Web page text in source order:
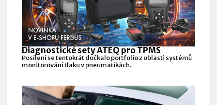
Diagnostické sety ATEQ pro TPMS
Posílení se tentokrát dočkalo portfolio z oblasti systémů
monitorování tlaku v pneumatikách.